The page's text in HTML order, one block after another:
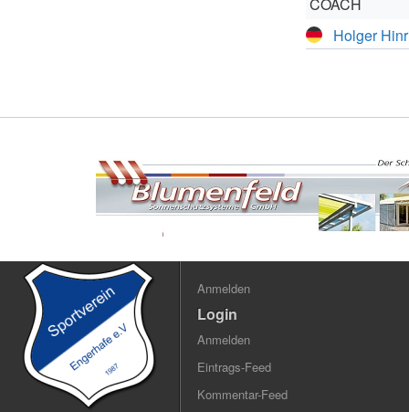
Holger
Anmelden
Login
Anmelden
Eintrags-Feed
Kommentar-Feed